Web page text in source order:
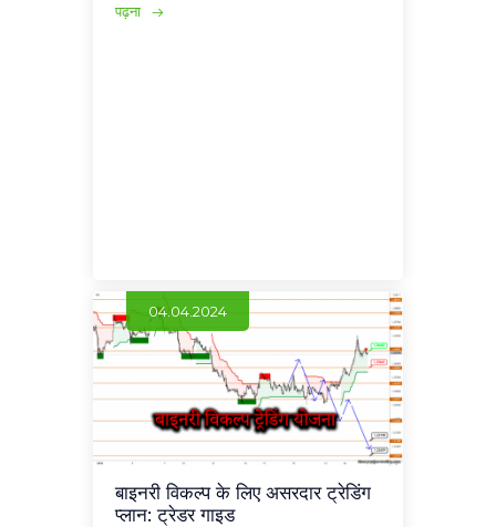
पढ़ना
04.04.2024
बाइनरी विकल्प के लिए असरदार ट्रेडिंग
प्लान: ट्रेडर गाइड